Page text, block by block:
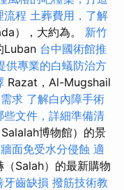
流程 土葬費用，了解
），大約為。 新竹
Luban 台中國術館推
供專業的白蟻防治方
Razat，Al-Mugshail
求 了解白內障手術
文件，詳細準備清
博物館）的景
面免受水分侵蝕 適
（Salah）的最新購物
牙齒缺損 撥筋技術教